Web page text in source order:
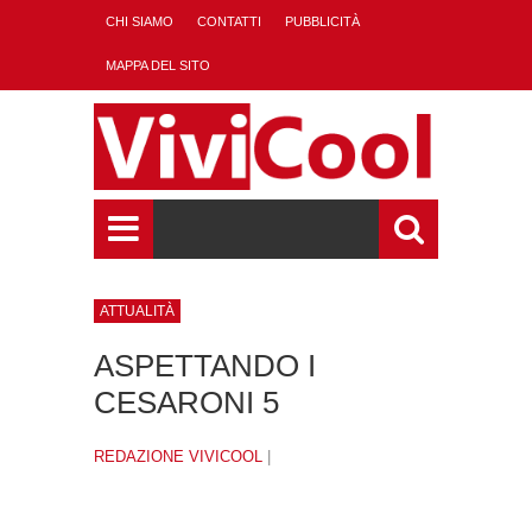
CHI SIAMO CONTATTI PUBBLICITÀ
MAPPA DEL SITO
ATTUALITÀ
ASPETTANDO I
CESARONI 5
REDAZIONE VIVICOOL